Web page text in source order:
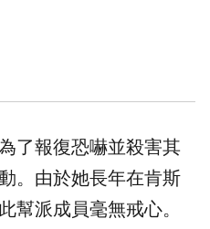
了報復恐嚇並殺害其
。由於她長年在肯斯
幫派成員毫無戒心。